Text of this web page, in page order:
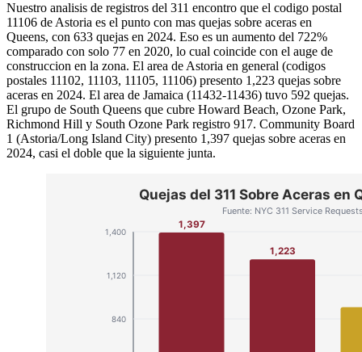
Nuestro analisis de registros del 311 encontro que el codigo postal
11106 de Astoria es el punto con mas quejas sobre aceras en
Queens, con 633 quejas en 2024. Eso es un aumento del 722%
comparado con solo 77 en 2020, lo cual coincide con el auge de
construccion en la zona. El area de Astoria en general (codigos
postales 11102, 11103, 11105, 11106) presento 1,223 quejas sobre
aceras en 2024. El area de Jamaica (11432-11436) tuvo 592 quejas.
El grupo de South Queens que cubre Howard Beach, Ozone Park,
Richmond Hill y South Ozone Park registro 917. Community Board
1 (Astoria/Long Island City) presento 1,397 quejas sobre aceras en
2024, casi el doble que la siguiente junta.